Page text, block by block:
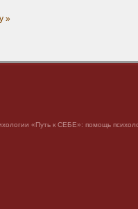
»
«Путь к СЕБЕ»: помощь